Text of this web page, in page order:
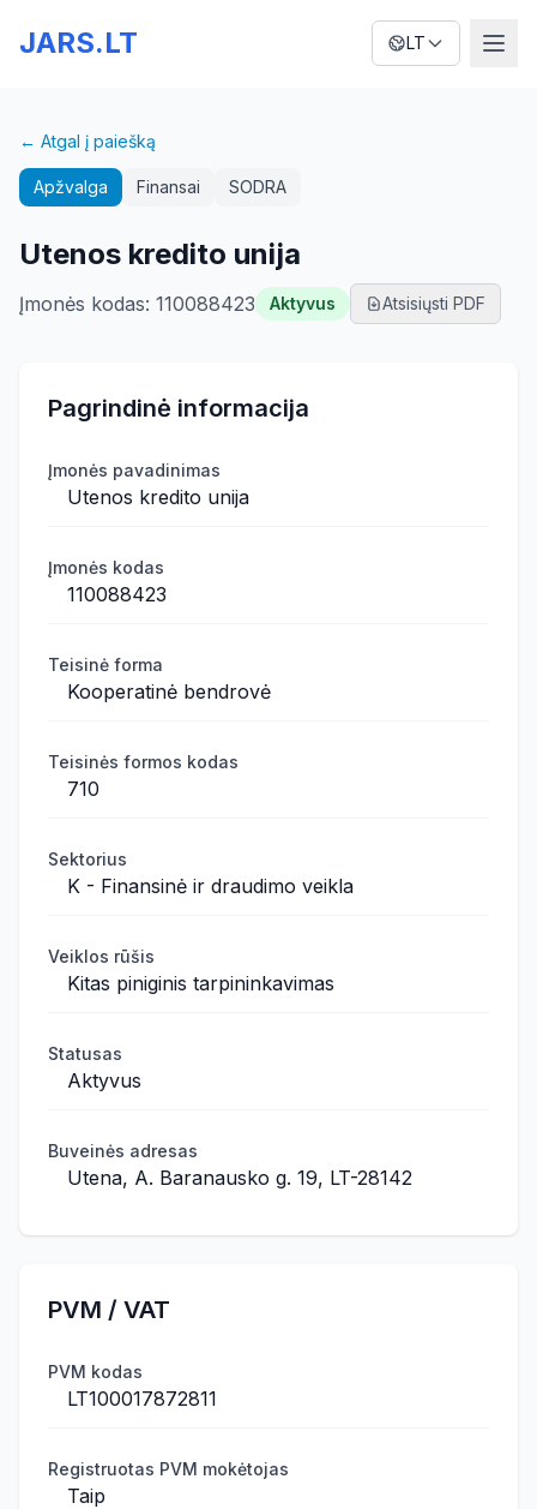
JARS.LT LT
← Atgal į paiešką
Apžvalga Finansai SODRA
Utenos kredito unija
Įmonės kodas: 110088423 Aktyvus Atsisiųsti PDF
Pagrindinė informacija
Įmonės pavadinimas
Utenos kredito unija
Įmonės kodas
110088423
Teisinė forma
Kooperatinė bendrovė
Teisinės formos kodas
710
Sektorius
K - Finansinė ir draudimo veikla
Veiklos rūšis
Kitas piniginis tarpininkavimas
Statusas
Aktyvus
Buveinės adresas
Utena, A. Baranausko g. 19, LT-28142
PVM / VAT
PVM kodas
LT100017872811
Registruotas PVM mokėtojas
Taip